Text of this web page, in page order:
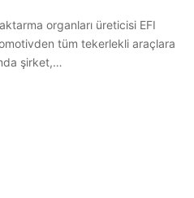
organları üreticisi EFI
tüm tekerlekli araçlara
şirket,…